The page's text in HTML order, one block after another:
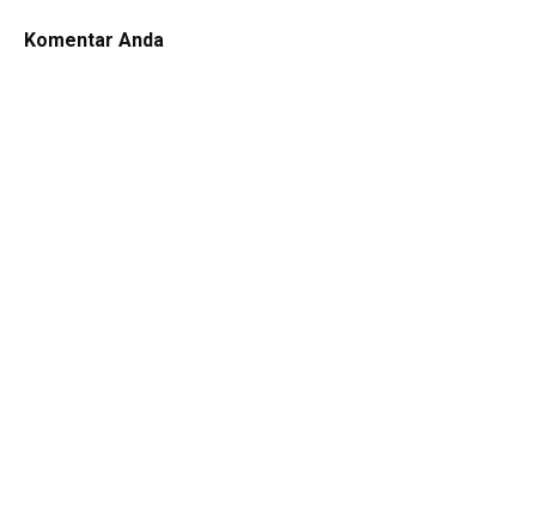
Komentar Anda